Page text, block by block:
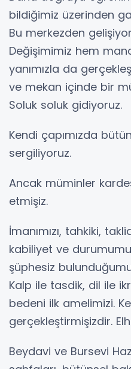
bildiğimiz üzerinden
Bu merkezden
Değişimimiz hem
yanımızla da
ve mekan içinde bir
Soluk soluk gidiyoruz.
Kendi çapımızda
sergiliyoruz.
Ancak müminler
etmişiz.
İmanımızı, tahkiki,
kabiliyet ve
şüphesiz
Kalp ile tasdik, dil ile
bedeni ilk amelimizi.
gerçekleştirmişizdir.
Beydavi ve Bursevi